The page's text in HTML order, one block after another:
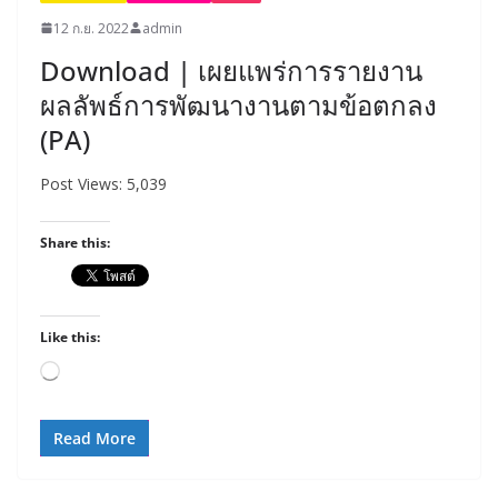
12 ก.ย. 2022 admin
Download | เผยแพร่การรายงาน
ผลลัพธ์การพัฒนางานตามข้อตกลง
(PA)
Post Views: 5,039
Share this:
Like this:
Loading…
Read More